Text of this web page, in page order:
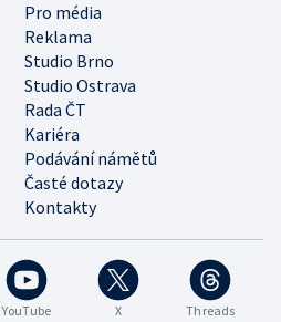
Pro média
Reklama
Studio Brno
Studio Ostrava
Rada ČT
Kariéra
Podávání námětů
Časté dotazy
Kontakty
YouTube X Threads